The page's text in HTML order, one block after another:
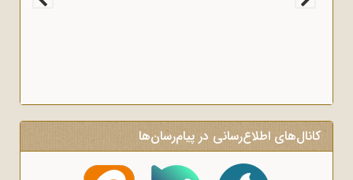
کانال‌های اطلاع‌رسانی در پیام‌رسان‌ها